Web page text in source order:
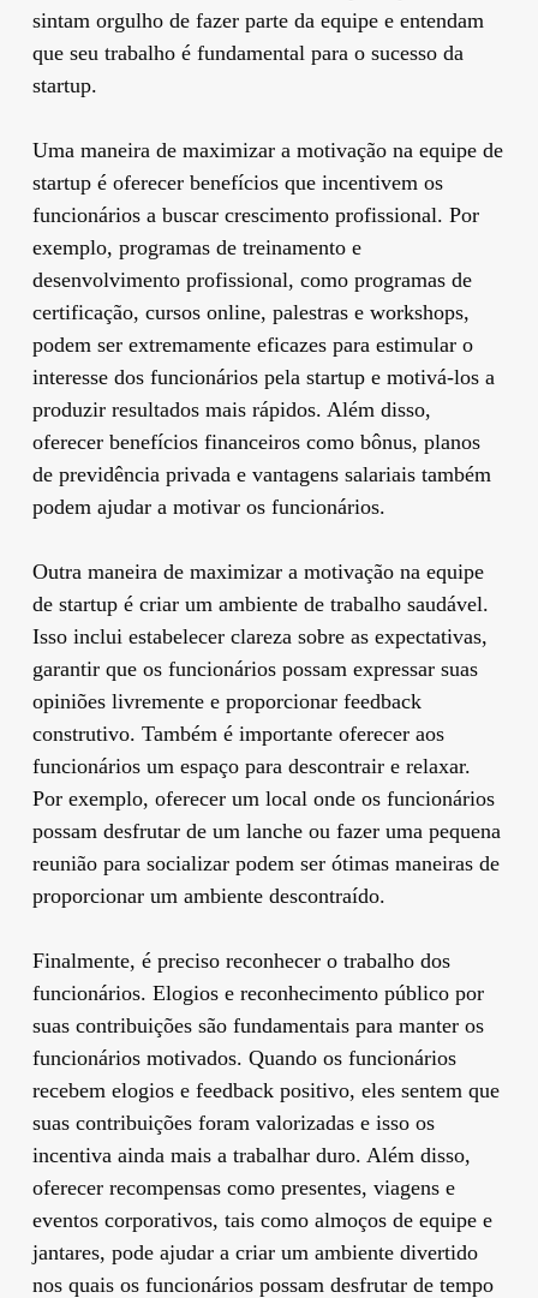
sintam orgulho de fazer parte da equipe e entendam
que seu trabalho é fundamental para o sucesso da
startup.
Uma maneira de maximizar a motivação na equipe de
startup é oferecer benefícios que incentivem os
funcionários a buscar crescimento profissional. Por
exemplo, programas de treinamento e
desenvolvimento profissional, como programas de
certificação, cursos online, palestras e workshops,
podem ser extremamente eficazes para estimular o
interesse dos funcionários pela startup e motivá-los a
produzir resultados mais rápidos. Além disso,
oferecer benefícios financeiros como bônus, planos
de previdência privada e vantagens salariais também
podem ajudar a motivar os funcionários.
Outra maneira de maximizar a motivação na equipe
de startup é criar um ambiente de trabalho saudável.
Isso inclui estabelecer clareza sobre as expectativas,
garantir que os funcionários possam expressar suas
opiniões livremente e proporcionar feedback
construtivo. Também é importante oferecer aos
funcionários um espaço para descontrair e relaxar.
Por exemplo, oferecer um local onde os funcionários
possam desfrutar de um lanche ou fazer uma pequena
reunião para socializar podem ser ótimas maneiras de
proporcionar um ambiente descontraído.
Finalmente, é preciso reconhecer o trabalho dos
funcionários. Elogios e reconhecimento público por
suas contribuições são fundamentais para manter os
funcionários motivados. Quando os funcionários
recebem elogios e feedback positivo, eles sentem que
suas contribuições foram valorizadas e isso os
incentiva ainda mais a trabalhar duro. Além disso,
oferecer recompensas como presentes, viagens e
eventos corporativos, tais como almoços de equipe e
jantares, pode ajudar a criar um ambiente divertido
nos quais os funcionários possam desfrutar de tempo